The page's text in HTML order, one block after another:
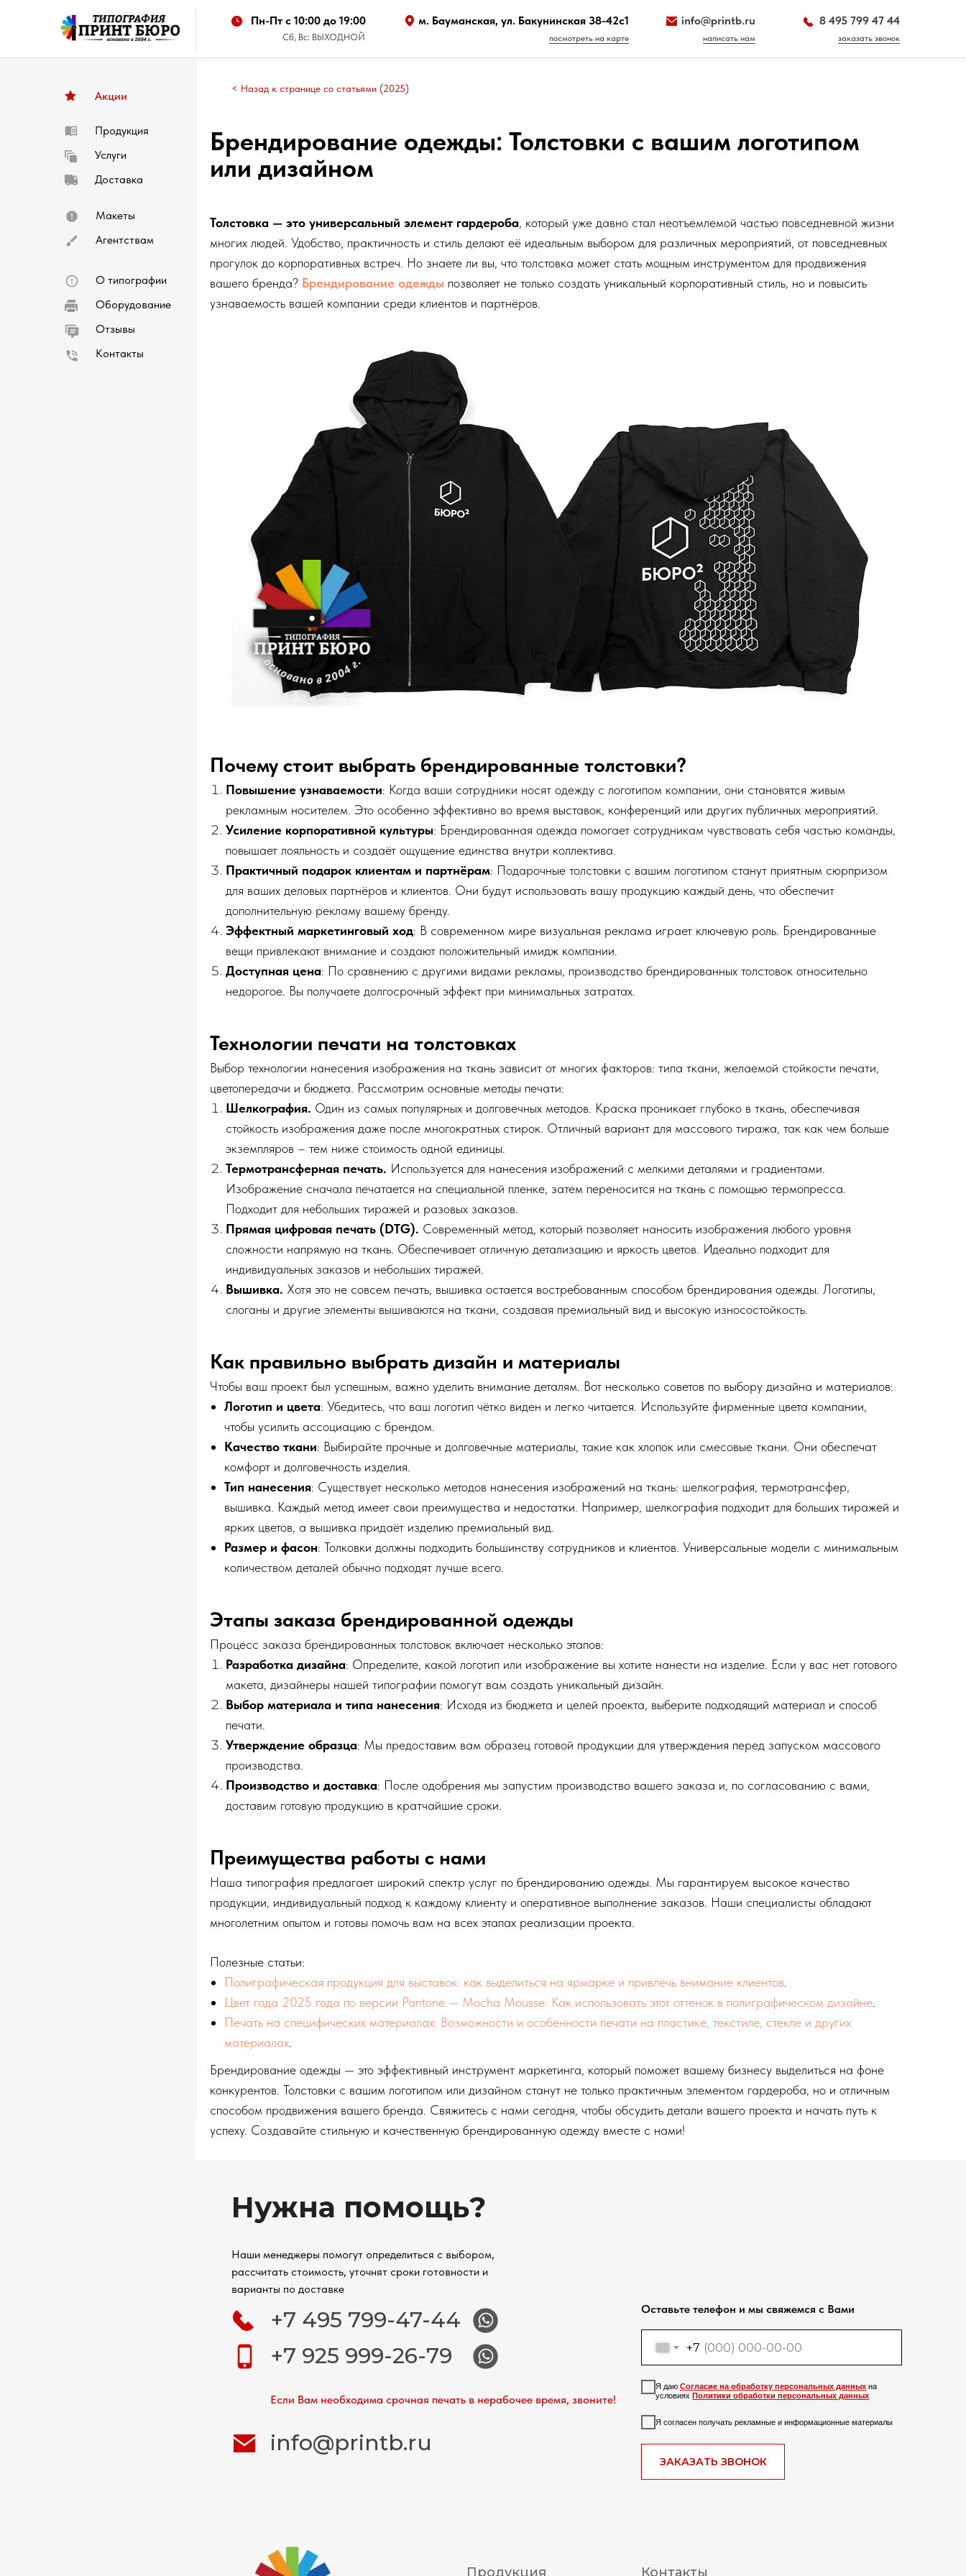
Пн-Пт с 10:00 до 19:00
Сб, Вс: ВЫХОДНОЙ
м. Бауманская, ул. Бакунинская 38-42с1
посмотреть на карте
info@printb.ru
написать нам
8 495 799 47 44
заказать звонок
Акции
Продукция
Услуги
Доставка
Макеты
Агентствам
О типографии
Оборудование
Отзывы
Контакты
< Назад к странице со статьями (2025)
Брендирование одежды: Толстовки с вашим логотипом
или дизайном
Толстовка — это универсальный элемент гардероба, который уже давно стал неотъемлемой частью повседневной жизни
многих людей. Удобство, практичность и стиль делают её идеальным выбором для различных мероприятий, от повседневных
прогулок до корпоративных встреч. Но знаете ли вы, что толстовка может стать мощным инструментом для продвижения
вашего бренда? Брендирование одежды позволяет не только создать уникальный корпоративный стиль, но и повысить
узнаваемость вашей компании среди клиентов и партнёров.
Почему стоит выбрать брендированные толстовки?
Повышение узнаваемости: Когда ваши сотрудники носят одежду с логотипом компании, они становятся живым
рекламным носителем. Это особенно эффективно во время выставок, конференций или других публичных мероприятий.
Усиление корпоративной культуры: Брендированная одежда помогает сотрудникам чувствовать себя частью команды,
повышает лояльность и создаёт ощущение единства внутри коллектива.
Практичный подарок клиентам и партнёрам: Подарочные толстовки с вашим логотипом станут приятным сюрпризом
для ваших деловых партнёров и клиентов. Они будут использовать вашу продукцию каждый день, что обеспечит
дополнительную рекламу вашему бренду.
Эффектный маркетинговый ход: В современном мире визуальная реклама играет ключевую роль. Брендированные
вещи привлекают внимание и создают положительный имидж компании.
Доступная цена: По сравнению с другими видами рекламы, производство брендированных толстовок относительно
недорогое. Вы получаете долгосрочный эффект при минимальных затратах.
Технологии печати на толстовках
Выбор технологии нанесения изображения на ткань зависит от многих факторов: типа ткани, желаемой стойкости печати,
цветопередачи и бюджета. Рассмотрим основные методы печати:
Шелкография. Один из самых популярных и долговечных методов. Краска проникает глубоко в ткань, обеспечивая
стойкость изображения даже после многократных стирок. Отличный вариант для массового тиража, так как чем больше
экземпляров – тем ниже стоимость одной единицы.
Термотрансферная печать. Используется для нанесения изображений с мелкими деталями и градиентами.
Изображение сначала печатается на специальной пленке, затем переносится на ткань с помощью термопресса.
Подходит для небольших тиражей и разовых заказов.
Прямая цифровая печать (DTG). Современный метод, который позволяет наносить изображения любого уровня
сложности напрямую на ткань. Обеспечивает отличную детализацию и яркость цветов. Идеально подходит для
индивидуальных заказов и небольших тиражей.
Вышивка. Хотя это не совсем печать, вышивка остается востребованным способом брендирования одежды. Логотипы,
слоганы и другие элементы вышиваются на ткани, создавая премиальный вид и высокую износостойкость.
Как правильно выбрать дизайн и материалы
Чтобы ваш проект был успешным, важно уделить внимание деталям. Вот несколько советов по выбору дизайна и материалов:
Логотип и цвета: Убедитесь, что ваш логотип чётко виден и легко читается. Используйте фирменные цвета компании,
чтобы усилить ассоциацию с брендом.
Качество ткани: Выбирайте прочные и долговечные материалы, такие как хлопок или смесовые ткани. Они обеспечат
комфорт и долговечность изделия.
Тип нанесения: Существует несколько методов нанесения изображений на ткань: шелкография, термотрансфер,
вышивка. Каждый метод имеет свои преимущества и недостатки. Например, шелкография подходит для больших тиражей и
ярких цветов, а вышивка придаёт изделию премиальный вид.
Размер и фасон: Толковки должны подходить большинству сотрудников и клиентов. Универсальные модели с минимальным
количеством деталей обычно подходят лучше всего.
Этапы заказа брендированной одежды
Процесс заказа брендированных толстовок включает несколько этапов:
Разработка дизайна: Определите, какой логотип или изображение вы хотите нанести на изделие. Если у вас нет готового
макета, дизайнеры нашей типографии помогут вам создать уникальный дизайн.
Выбор материала и типа нанесения: Исходя из бюджета и целей проекта, выберите подходящий материал и способ
печати.
Утверждение образца: Мы предоставим вам образец готовой продукции для утверждения перед запуском массового
производства.
Производство и доставка: После одобрения мы запустим производство вашего заказа и, по согласованию с вами,
доставим готовую продукцию в кратчайшие сроки.
Преимущества работы с нами
Наша типография предлагает широкий спектр услуг по брендированию одежды. Мы гарантируем высокое качество
продукции, индивидуальный подход к каждому клиенту и оперативное выполнение заказов. Наши специалисты обладают
многолетним опытом и готовы помочь вам на всех этапах реализации проекта.
Полезные статьи:
Полиграфическая продукция для выставок: как выделиться на ярмарке и привлечь внимание клиентов
Цвет года 2025 года по версии Pantone — Mocha Mousse: Как использовать этот оттенок в полиграфическом дизайне
Печать на специфических материалах: Возможности и особенности печати на пластике, текстиле, стекле и других
материалах
Брендирование одежды — это эффективный инструмент маркетинга, который поможет вашему бизнесу выделиться на фоне
конкурентов. Толстовки с вашим логотипом или дизайном станут не только практичным элементом гардероба, но и отличным
способом продвижения вашего бренда. Свяжитесь с нами сегодня, чтобы обсудить детали вашего проекта и начать путь к
успеху. Создавайте стильную и качественную брендированную одежду вместе с нами!
Нужна помощь?
Наши менеджеры помогут определиться с выбором,
рассчитать стоимость, уточнят сроки готовности и
варианты по доставке
Оставьте телефон и мы свяжемся с Вами
+7 495 799-47-44
info@printb.ru
Если Вам необходима срочная печать в нерабочее время, звоните!
+7
Я даю Согласие на обработку персональных данных на
условиях Политики обработки персональных данных
Я согласен получать рекламные и информационные материалы
ЗАКАЗАТЬ ЗВОНОК
+7 925 999-26-79
Продукция Контакты